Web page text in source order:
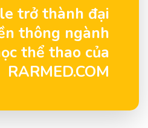
trở thành đại
thông ngành
thể thao của
RARMED.COM